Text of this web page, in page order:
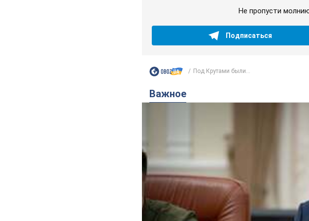
Не пропусти
Подписаться
Под Крутами были...
Важное